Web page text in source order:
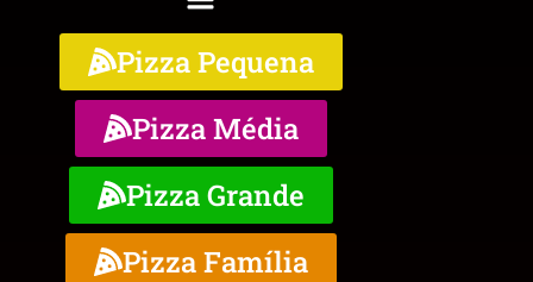
Pizza Pequena
Pizza Média
Pizza Grande
Pizza Família